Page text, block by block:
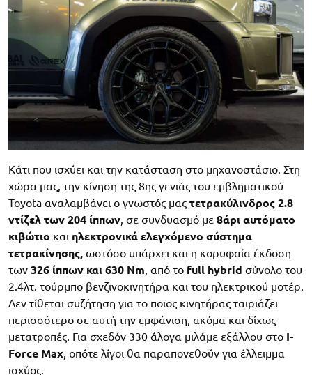
Κάτι που ισχύει και την κατάσταση στο μηχανοστάσιο. Στη
χώρα μας, την κίνηση της 8ης γενιάς του εμβληματικού
Toyota αναλαμβάνει ο γνωστός μας τετρακύλινδρος 2.8
ντίζελ των 204 ίππων, σε συνδυασμό με 8άρι αυτόματο
κιβώτιο και ηλεκτρονικά ελεγχόμενο σύστημα
τετρακίνησης, ωστόσο υπάρχει και η κορυφαία έκδοση
των 326 ίππων και 630 Nm, από το full hybrid σύνολο του
2.4λτ. τούρμπο βενζινοκινητήρα και του ηλεκτρικού μοτέρ.
Δεν τίθεται συζήτηση για το ποιος κινητήρας ταιριάζει
περισσότερο σε αυτή την εμφάνιση, ακόμα και δίχως
μετατροπές. Για σχεδόν 330 άλογα μιλάμε εξάλλου στο I-
Force Max, οπότε λίγοι θα παραπονεθούν για έλλειμμα
ισχύος.